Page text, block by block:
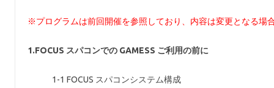
※プログラムは前回開催を参照しており、内容は変更となる場
1.FOCUS スパコンでの GAMESS ご利用の前に
1-1 FOCUS スパコンシステム構成